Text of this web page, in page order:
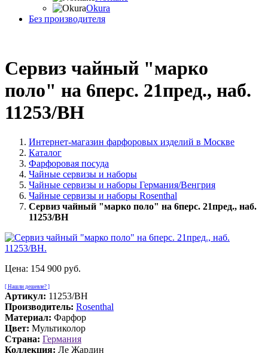
Okura
Без производителя
Сервиз чайный "марко
поло" на 6перс. 21пред., наб.
11253/BH
Интернет-магазин фарфоровых изделий в Москве
Каталог
Фарфоровая посуда
Чайные сервизы и наборы
Чайные сервизы и наборы Германия/Венгрия
Чайные сервизы и наборы Rosenthal
Сервиз чайный "марко поло" на 6перс. 21пред., наб.
11253/BH
Цена: 154 900 руб.
[ Нашли дешевле? ]
Артикул: 11253/BH
Производитель: Rosenthal
Материал: Фарфор
Цвет: Мультиколор
Страна: Германия
Коллекция: Ле Жардин